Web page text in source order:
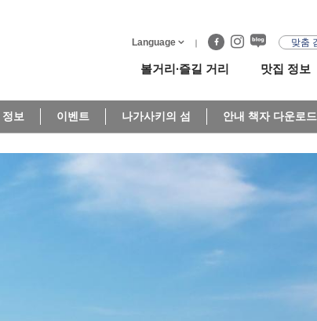
Language
볼거리∙즐길 거리 맛집 정보
보 이벤트 나가사키의 섬 안내 책자 다운로드